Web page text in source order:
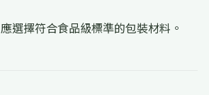
應選擇符合食品級標準的包裝材料。